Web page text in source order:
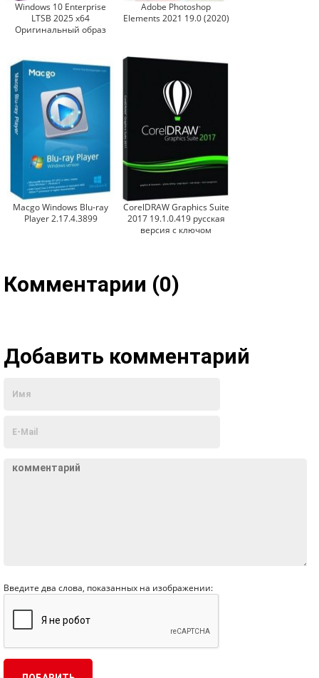
Windows 10 Enterprise
LTSB 2025 x64
Оригинальный образ
Adobe Photoshop
Elements 2021 19.0 (2020)
Macgo Windows Blu-ray
Player 2.17.4.3899
CorelDRAW Graphics Suite
2017 19.1.0.419 русская
версия с ключом
Комментарии (0)
Добавить комментарий
Введите два слова, показанных на изображении: